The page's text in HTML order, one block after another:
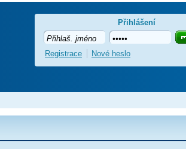
Přihlášení
Registrace Nové heslo